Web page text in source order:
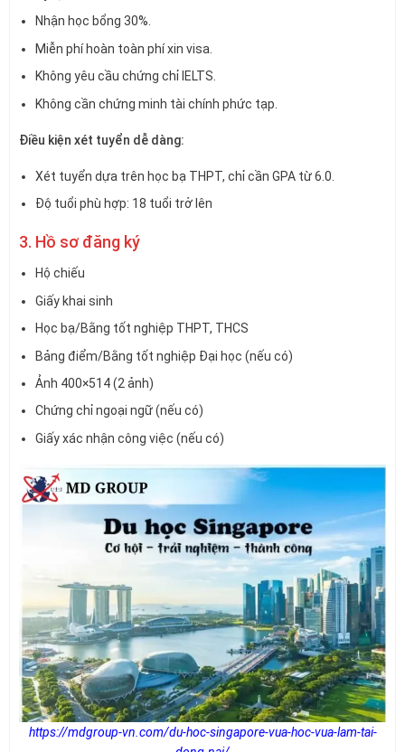
Nhận học bổng 30%.
Miễn phí hoàn toàn phí xin visa.
Không yêu cầu chứng chỉ IELTS.
Không cần chứng minh tài chính phức tạp.
Điều kiện xét tuyển dễ dàng:
Xét tuyển dựa trên học bạ THPT, chỉ cần GPA từ 6.0.
Độ tuổi phù hợp: 18 tuổi trở lên
3. Hồ sơ đăng ký
Hộ chiếu
Giấy khai sinh
Học bạ/Bằng tốt nghiệp THPT, THCS
Bảng điểm/Bằng tốt nghiệp Đại học (nếu có)
Ảnh 400×514 (2 ảnh)
Chứng chỉ ngoại ngữ (nếu có)
Giấy xác nhận công việc (nếu có)
https://mdgroup-vn.com/du-hoc-singapore-vua-hoc-vua-lam-tai-